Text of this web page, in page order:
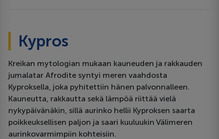
Kypros
Kreikan mytologian mukaan kauneuden ja rakkauden
jumalatar Afrodite syntyi meren vaahdosta
Kyproksella, joka pyhitettiin hänen palvonnalleen.
Kauneutta, rakkautta sekä lämpöä riittää vielä
nykypäivänäkin, sillä aurinko hellii Kyproksen saarta
poikkeuksellisen paljon ja saari kuuluukin Välimeren
aurinkovarmimpiin kohteisiin.